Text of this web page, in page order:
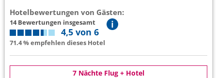
Hotelbewertungen von Gästen:
14 Bewertungen insgesamt
4,5 von 6
71.4 % empfehlen dieses Hotel
7 Nächte Flug + Hotel